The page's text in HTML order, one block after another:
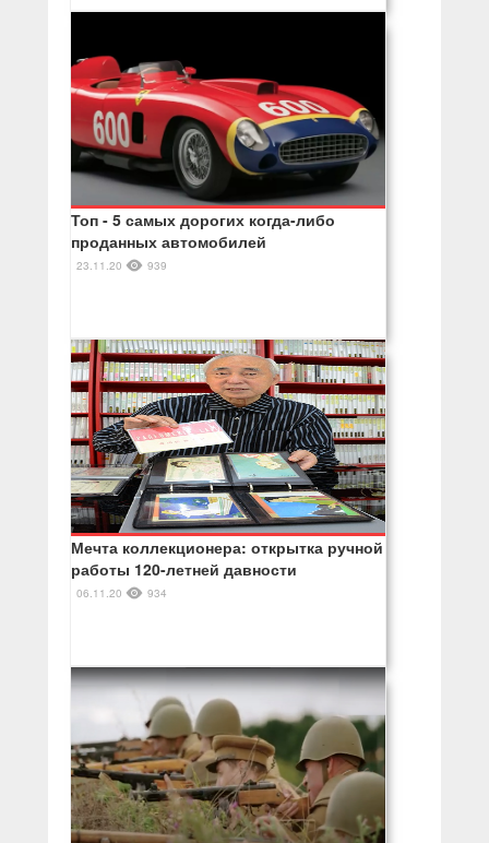
Топ - 5 самых дорогих когда-либо
проданных автомобилей
23.11.20 939
Мечта коллекционера: открытка ручной
работы 120-летней давности
06.11.20 934